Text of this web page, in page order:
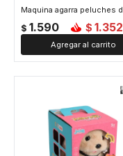
$ 1.590 $ 1.352